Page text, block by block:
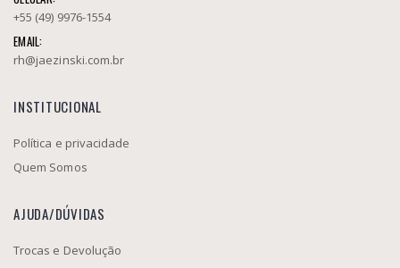
+55 (49) 9976-1554
EMAIL:
rh@jaezinski.com.br
INSTITUCIONAL
Política e privacidade
Quem Somos
AJUDA/DÚVIDAS
Trocas e Devolução